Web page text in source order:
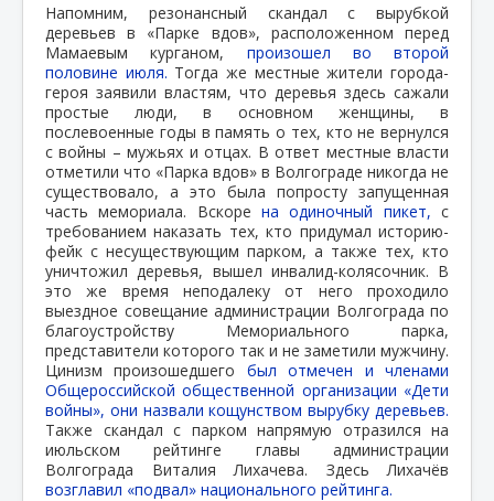
Напомним, резонансный скандал с вырубкой
деревьев в «Парке вдов», расположенном перед
Мамаевым курганом, произошел во второй
половине июля. Тогда же местные жители города-
героя заявили властям, что деревья здесь сажали
простые люди, в основном женщины, в
послевоенные годы в память о тех, кто не вернулся
с войны – мужьях и отцах. В ответ местные власти
отметили что «Парка вдов» в Волгограде никогда не
существовало, а это была попросту запущенная
часть мемориала. Вскоре на одиночный пикет, с
требованием наказать тех, кто придумал историю-
фейк с несуществующим парком, а также тех, кто
уничтожил деревья, вышел инвалид-колясочник. В
это же время неподалеку от него проходило
выездное совещание администрации Волгограда по
благоустройству Мемориального парка,
представители которого так и не заметили мужчину.
Цинизм произошедшего был отмечен и членами
Общероссийской общественной организации «Дети
войны», они назвали кощунством вырубку деревьев.
Также скандал с парком напрямую отразился на
июльском рейтинге главы администрации
Волгограда Виталия Лихачева. Здесь Лихачёв
возглавил «подвал» национального рейтинга.